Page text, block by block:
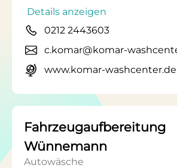
Details anzeigen
0212 2443603
c.komar@komar-
www.komar-washcenter.de
Fahrzeugaufbereitung
Wünnemann
Autowäsche